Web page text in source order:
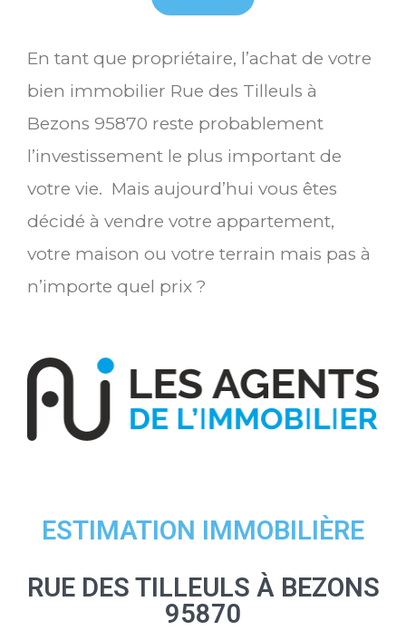
En tant que propriétaire, l’achat de votre
bien immobilier Rue des Tilleuls à
Bezons 95870 reste probablement
l’investissement le plus important de
votre vie. Mais aujourd’hui vous êtes
décidé à vendre votre appartement,
votre maison ou votre terrain mais pas à
n’importe quel prix ?
ESTIMATION IMMOBILIÈRE
RUE DES TILLEULS À BEZONS
95870